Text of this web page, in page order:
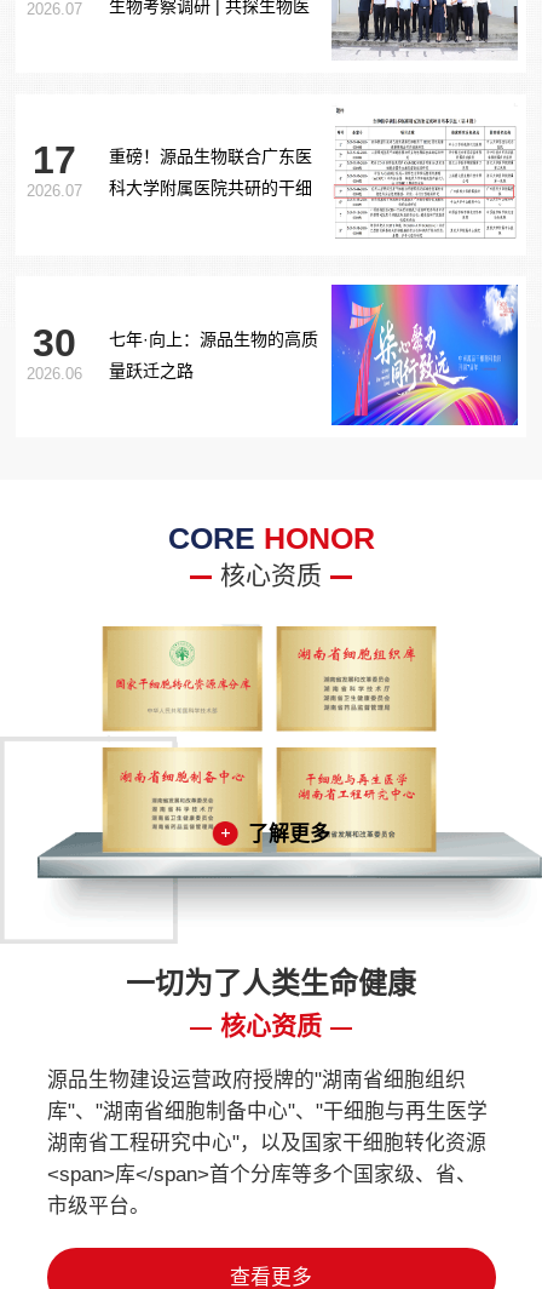
2026.07
生物考察调研 | 共探生物医
17
2026.07
重磅！源品生物联合广东医
科大学附属医院共研的干细
30
2026.06
七年·向上：源品生物的高质
量跃迁之路
CORE HONOR
核心资质
了解更多
一切为了人类生命健康
核心资质
源品生物建设运营政府授牌的"湖南省细胞组织
库"、"湖南省细胞制备中心"、"干细胞与再生医学
湖南省工程研究中心"，以及国家干细胞转化资源
<span>库</span>首个分库等多个国家级、省、
市级平台。
查看更多